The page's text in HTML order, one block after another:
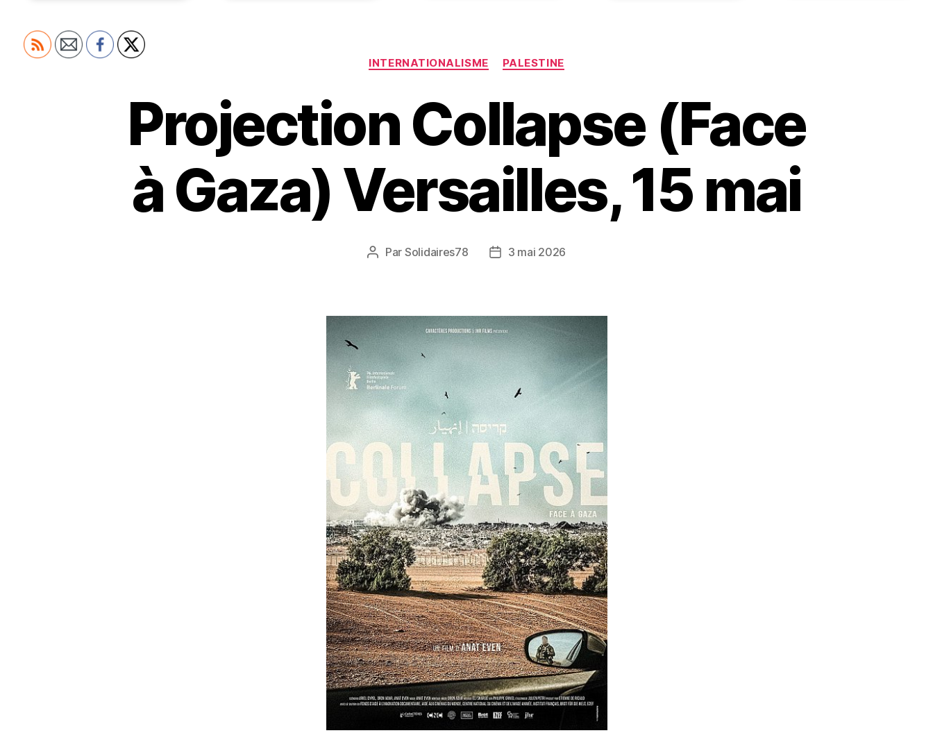
Catégories
INTERNATIONALISME PALESTINE
Projection Collapse (Face
à Gaza) Versailles, 15 mai
Auteur
Par Solidaires78
Date3 mai 2026